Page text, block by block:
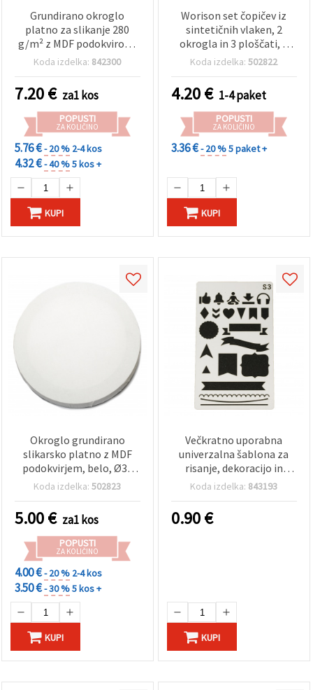
Grundirano okroglo
platno za slikanje 280
g/m² z MDF podokvirom,
premer 40 cm – 1 kos
Koda izdelka: 842300
7.20€ za1 kos
POPUSTI
ZA KOLIČINO
5.76 €- 20 % 2-4 kos
4.32 €- 40 %5 kos +
KUPI
Worison set čopičev iz
sintetičnih vlaken, 2
okrogla in 3 ploščati, 5
kosov – za umetnost in
Koda izdelka:502822
4.20€ 1-4 paket
POPUSTI
ZA KOLIČINO
3.36 €- 20 %5 paket +
KUPI
Okroglo grundirano
slikarsko platno z MDF
podokvirjem, belo, Ø30
cm, 1 kos – za
dekoracijo in DIY projekte
Koda izdelka:502823
5.00€ za1 kos
POPUSTI
ZA KOLIČINO
4.00 €- 20 % 2-4 kos
3.50 €- 30 %5 kos +
KUPI
Večkratno uporabna
univerzalna šablona za
risanje, dekoracijo in
dekupaž, 180 x 100 mm,
Koda izdelka: 843193
0.90€
KUPI